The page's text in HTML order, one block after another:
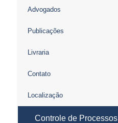
Advogados
Publicações
Livraria
Contato
Localização
Controle de Processos